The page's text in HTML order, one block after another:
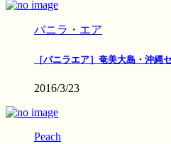
バニラ・エア
［バニラエア］奄美大島・沖縄
2016/3/23
Peach